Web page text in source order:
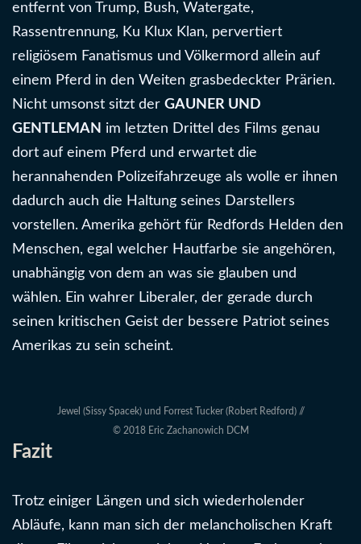
entfernt von Trump, Bush, Watergate,
Rassentrennung, Ku Klux Klan, pervertiert
religiösem Fanatismus und Völkermord allein auf
einem Pferd in den Weiten grasbedeckter Prärien.
Nicht umsonst sitzt der GAUNER UND
GENTLEMAN im letzten Drittel des Films genau
dort auf einem Pferd und erwartet die
herannahenden Polizeifahrzeuge als wolle er ihnen
dadurch auch die Haltung seines Darstellers
vorstellen. Amerika gehört für Redfords Helden den
Menschen, egal welcher Hautfarbe sie angehören,
unabhängig von dem an was sie glauben und
wählen. Ein wahrer Liberaler, der gerade durch
seinen kritischen Geist der bessere Patriot seines
Amerikas zu sein scheint.
Jewel (Sissy Spacek) und Forrest Tucker (Robert Redford) //
© 2018 Eric Zachanowich DCM
Fazit
Trotz einiger Längen und sich wiederholender
Abläufe, kann man sich der melancholischen Kraft